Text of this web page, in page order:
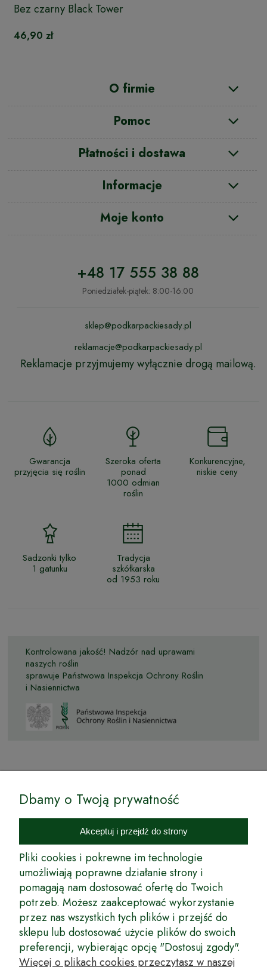
Bez czarny Black Tower
46,90 zł
O firmie
Pomoc
Płatności i dostawa
Informacje
Moje konto
+48 17 555 38 88
Poniedziałek-piątek: 8:00-16:00
sklep@podkarpackiesady.pl
reklamacje@podkarpackiesady.pl
Reklamacje przyjmujemy wyłącznie drogą mailową.
Gwarancja
przyjęcia się roślin
Szeroka oferta
ponad
1000 odmian
roślin
Konkurencyjne,
niskie ceny
Sadzonki tylko
1 gatunku
Tradycja
szkółkarska
od 1953 roku
Kontrolowana jakość! Nadzór nad uprawami
naszych roślin
sprawuje Państwowa Inspekcja Ochrony Roślin
i Nasiennictwa
Internetowy Sklep Ogrodniczy Podkarpackie Sady to inicjatywa
podkarpackich szkółkarzy, której zamierzeniem jest wprowadzenie na
rynek wysokiej jakości drzewek owocowych, drzewek ozdobnych oraz
innych produktów pozwalających na uprawianie zarówno małych, jak
i dużych sadów oraz ogrodów.
Wspólnie stworzyliśmy dla Państwa kompleksową ofertę - wspaniałe
produkty, dary ziemi ze szkółek drzewek ozdobnych i owocowych,
których tradycje sięgają roku 1953. Drzewka produkowane są
z najwyższą starannością przez trzecie pokolenie plantatorów.
Długoletnie Doświadczenie sprawiło, że wszystkie drzewka cechuje
duża odporność na zmienne warunki atmosferyczne naszego klimatu
oraz niezwykły urodzaj. W ofercie naszego internetowego sklepu
Dbamy o Twoją prywatność
Akceptuj i przejdź do strony
Pliki cookies i pokrewne im technologie
umożliwiają poprawne działanie strony i
pomagają nam dostosować ofertę do Twoich
potrzeb. Możesz zaakceptować wykorzystanie
przez nas wszystkich tych plików i przejść do
sklepu lub dostosować użycie plików do swoich
preferencji, wybierając opcję "Dostosuj zgody".
Więcej o plikach cookies przeczytasz w naszej